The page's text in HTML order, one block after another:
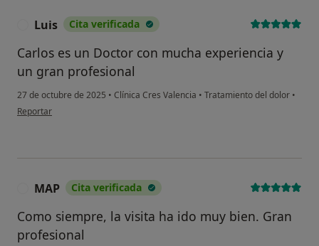
Luis Cita verificada
Carlos es un Doctor con mucha experiencia y
un gran profesional
27 de octubre de 2025 • Clínica Cres Valencia • Tratamiento del dolor •
en opinión del usuario Luis
Reportar
MAP Cita verificada
Como siempre, la visita ha ido muy bien. Gran
profesional